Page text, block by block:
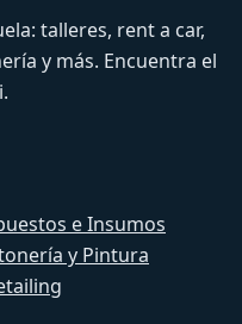
talleres, rent a car,
y más. Encuentra el
e Insumos
y Pintura